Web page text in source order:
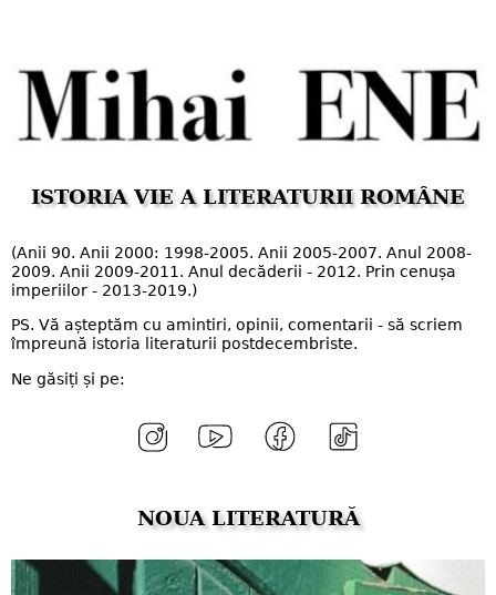
ISTORIA VIE A LITERATURII ROMÂNE
(Anii 90. Anii 2000: 1998-2005. Anii 2005-2007. Anul 2008-
2009. Anii 2009-2011. Anul decăderii - 2012. Prin cenușa
imperiilor - 2013-2019.)
PS. Vă așteptăm cu amintiri, opinii, comentarii - să scriem
împreună istoria literaturii postdecembriste.
Ne găsiți și pe:
NOUA LITERATURĂ